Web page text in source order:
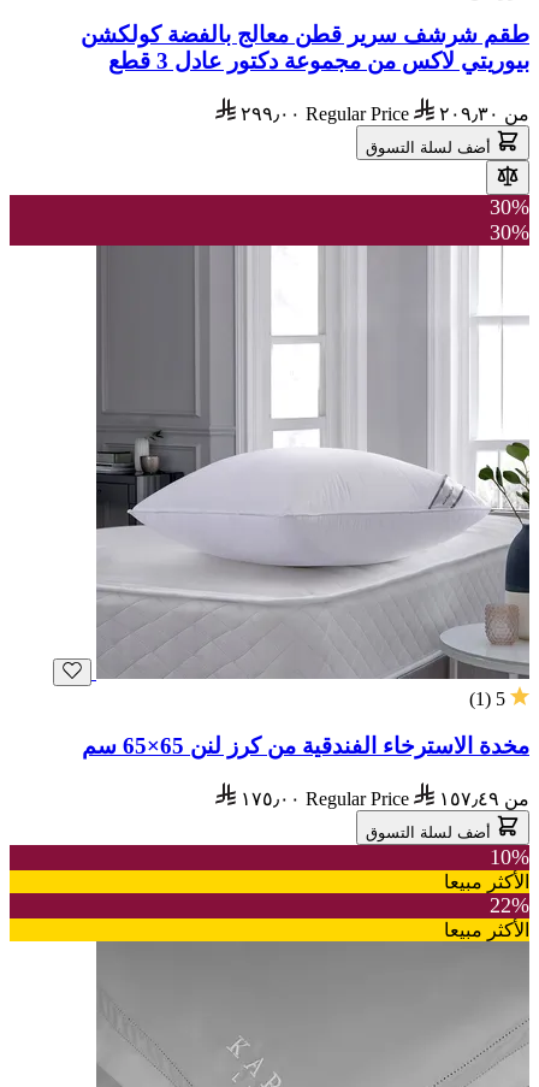
طقم شرشف سرير قطن معالج بالفضة كولكشن
بيوريتي لاكس من مجموعة دكتور عادل 3 قطع
من ٢٠٩٫٣٠ Regular Price ٢٩٩٫٠٠
أضف لسلة التسوق
30%
30%
5
(
1
)
مخدة الاسترخاء الفندقية من كرز لنن 65×65 سم
من ١٥٧٫٤٩ Regular Price ١٧٥٫٠٠
أضف لسلة التسوق
10%
الأكثر مبيعا
22%
الأكثر مبيعا